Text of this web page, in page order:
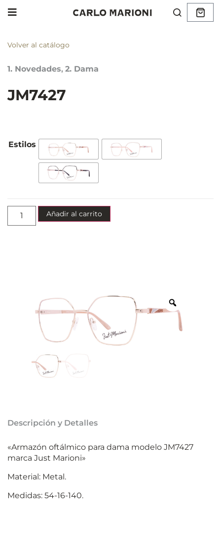
Descripción y Detalles
«Armazón oftálmico para dama modelo JM7427
marca Just Marioni»
Material: Metal.
Medidas: 54-16-140.
Volver al catálogo
1. Novedades, 2. Dama
JM7427
Añadir al carrito